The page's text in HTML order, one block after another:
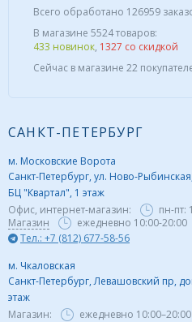
Всего обработано 126959
В магазине 5524 товаров:
433 новинок, 1327 со скидкой
Сейчас в магазине 22
САНКТ-ПЕТЕРБУРГ
м. Московские Ворота
Санкт-Петербург, ул. Ново-
БЦ "Квартал", 1 этаж
Офис, интернет-магазин:
пн-пт:
Магазин
ежедневно 10:00-20:00
Тел.: +7 (812) 677-58-56
м. Чкаловская
Санкт-Петербург, Левашовский пр,
этаж
Магазин:
ежедневно 10:00–20:00